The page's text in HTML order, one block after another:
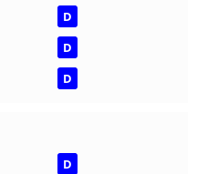
D
D
D
D